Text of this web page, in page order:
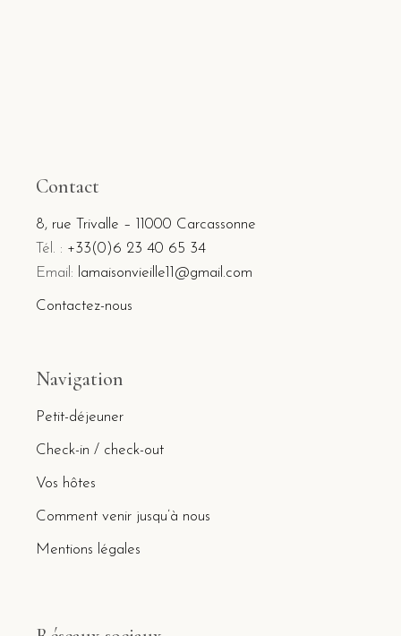
Contact
8, rue Trivalle – 11000 Carcassonne
Tél. : +33(0)6 23 40 65 34
Email: lamaisonvieille11@gmail.com
Contactez-nous
Navigation
Petit-déjeuner
Check-in / check-out
Vos hôtes
Comment venir jusqu’à nous
Mentions légales